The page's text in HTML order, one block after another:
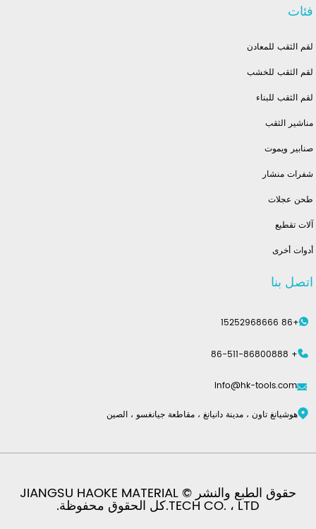
فئات
لقم الثقب للمعادن
لقم الثقب للخشب
لقم الثقب للبناء
مناشير الثقب
صنابير ويموت
شفرات منشار
طحن عجلات
آلات تقطيع
أدوات أخرى
اتصل بنا
+86 15252968666
+ 86-511-86800888
info@hk-tools.com
هوشيانغ تاون ، مدينة دانيانغ ، مقاطعة جيانغسو ، الصين
حقوق الطبع والنشر © JIANGSU HAOKE MATERIAL
TECH CO. ، LTD.كل الحقوق محفوظة.